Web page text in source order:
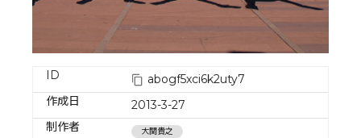
ID
abogf5xci6k2uty7
作成日
2013-3-27
制作者
大関貴之